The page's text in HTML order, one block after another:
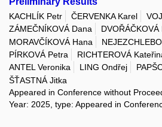
KACHLÍK Petr ČERVENKA Karel
ZÁMEČNÍKOVÁ Dana
DVOŘÁČKOVÁ
MORAVČÍKOVÁ Hana
PÍRKOVÁ Petra
RICHTEROVÁ
ANTEL Veronika
LING Ondřej
ŠŤASTNÁ Jitka
Appeared in Conference without
Year: 2025, type: Appeared in